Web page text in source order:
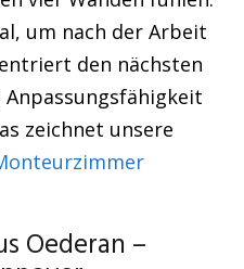
um nach der Arbeit
den nächsten
zeichnet unsere
Oederan –